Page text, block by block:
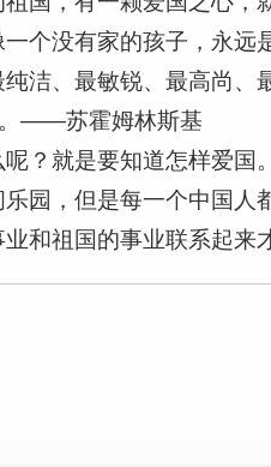
一个没有家的孩子，永
洁、最敏锐、最高尚、
。——苏霍姆林斯基
呢？就是要知道怎样爱
乐园，但是每一个中国
业和祖国的事业联系起